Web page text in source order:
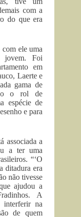
com a
do que era
ele uma
jovem. Foi
em
Laerte e
gama de
o rol de
espécie de
e para
associada a
a ter uma
“‘O
ditadura era
não tivesse
ajudou a
A
na
de quem